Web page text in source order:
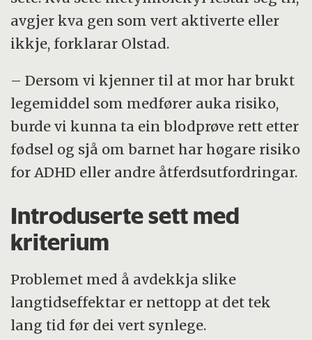
avgjer kva gen som vert aktiverte eller
ikkje, forklarar Olstad.
– Dersom vi kjenner til at mor har brukt
legemiddel som medfører auka risiko,
burde vi kunna ta ein blodprøve rett etter
fødsel og sjå om barnet har høgare risiko
for ADHD eller andre åtferdsutfordringar.
Introduserte sett med
kriterium
Problemet med å avdekkja slike
langtidseffektar er nettopp at det tek
lang tid før dei vert synlege.